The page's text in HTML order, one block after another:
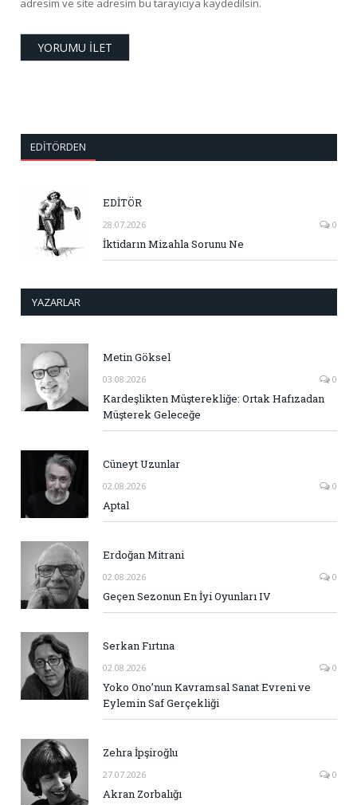
adresim ve site adresim bu tarayıcıya kaydedilsin.
EDITÖRDEN
EDİTÖR
28.07.2026 0
İktidarın Mizahla Sorunu Ne
YAZARLAR
Metin Göksel
03.08.2026 0
Kardeşlikten Müşterekliğe: Ortak Hafızadan
Müşterek Geleceğe
Cüneyt Uzunlar
02.08.2026 0
Aptal
Erdoğan Mitrani
02.08.2026 0
Geçen Sezonun En İyi Oyunları IV
Serkan Fırtına
02.08.2026 0
Yoko Ono’nun Kavramsal Sanat Evreni ve
Eylemin Saf Gerçekliği
Zehra İpşiroğlu
27.07.2026 0
Akran Zorbalığı